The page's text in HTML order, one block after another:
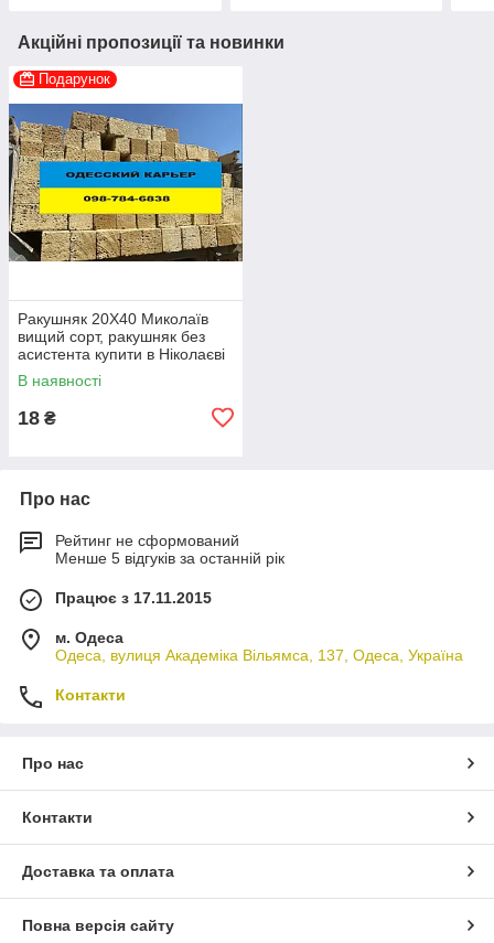
Акційні пропозиції та новинки
Подарунок
Ракушняк 20Х40 Миколаїв
вищий сорт, ракушняк без
асистента купити в Ніколаєві
☑ гарантія якості 100%!
В наявності
18 ₴
Про нас
Рейтинг не сформований
Менше 5 відгуків за останній рік
Працює з 17.11.2015
м. Одеса
Одеса, вулиця Академіка Вільямса, 137, Одеса, Україна
Контакти
Про нас
Контакти
Доставка та оплата
Повна версія сайту